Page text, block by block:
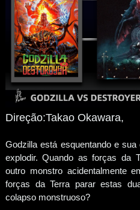
Direção:Takao Okawara,
Godzilla está esquentando e
explodir. Quando as forças da
outro monstro acidentalmente
forças da Terra parar estas
colapso monstruoso?